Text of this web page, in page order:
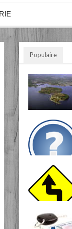
Populaire